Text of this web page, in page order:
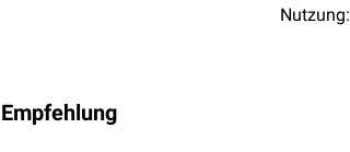
Nutzung:
Empfehlung